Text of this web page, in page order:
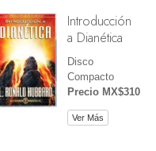
Introducción
a Dianética
Disco
Compacto
Precio MX$310
Ver Más